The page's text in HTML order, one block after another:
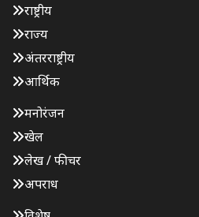
राष्ट्रीय
राज्य
अंतरराष्ट्रीय
आर्थिक
मनोरंजन
खेल
लेख / फीचर
अपराध